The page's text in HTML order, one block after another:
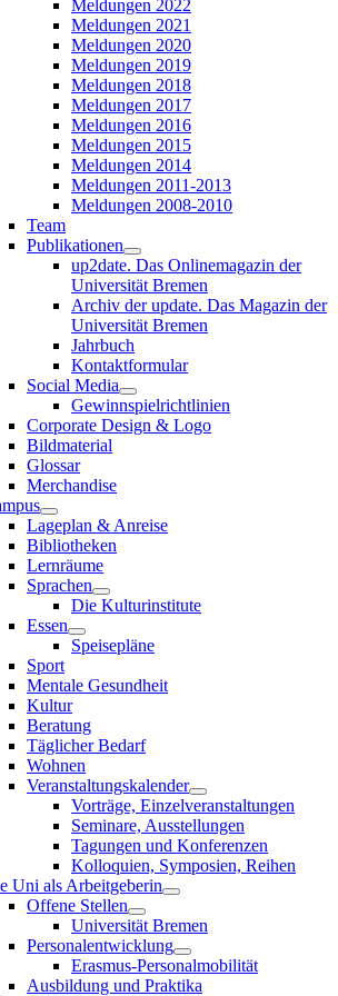
Meldungen 2022
Meldungen 2021
Meldungen 2020
Meldungen 2019
Meldungen 2018
Meldungen 2017
Meldungen 2016
Meldungen 2015
Meldungen 2014
Meldungen 2011-2013
Meldungen 2008-2010
Team
Publikationen
up2date. Das Onlinemagazin der
Universität Bremen
Archiv der update. Das Magazin der
Universität Bremen
Jahrbuch
Kontaktformular
Social Media
Gewinnspielrichtlinien
Corporate Design & Logo
Bildmaterial
Glossar
Merchandise
Lageplan & Anreise
Bibliotheken
Lernräume
Sprachen
Die Kulturinstitute
Essen
Speisepläne
Sport
Mentale Gesundheit
Kultur
Beratung
Täglicher Bedarf
Wohnen
Veranstaltungskalender
Vorträge, Einzelveranstaltungen
Seminare, Ausstellungen
Tagungen und Konferenzen
Kolloquien, Symposien, Reihen
Uni als Arbeitgeberin
Offene Stellen
Universität Bremen
Personalentwicklung
Erasmus-Personalmobilität
Ausbildung und Praktika